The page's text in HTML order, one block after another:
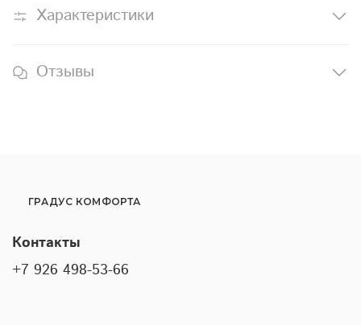
Характеристики
Отзывы
ГРАДУС КОМФОРТА
Контакты
+7 926 498-53-66